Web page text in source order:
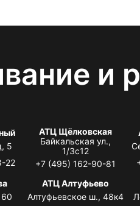
и
5
22
АТЦ Щёлковская
Байкальская ул.,
1/3с12
+7 (495) 162-90-81
АТЦ Алтуфьево
Алтуфьевское ш., 48к4